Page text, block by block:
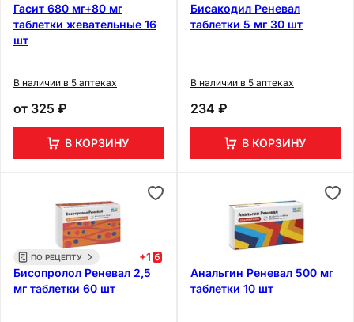
Гасит 680 мг+80 мг
таблетки жевательные 16
шт
В наличии в 5 аптеках
от 325 ₽
В КОРЗИНУ
Бисакодил Реневал
таблетки 5 мг 30 шт
В наличии в 5 аптеках
234 ₽
В КОРЗИНУ
ПО РЕЦЕПТУ +1
Бисопролол Реневал 2,5
мг таблетки 60 шт
Анальгин Реневал 500 мг
таблетки 10 шт